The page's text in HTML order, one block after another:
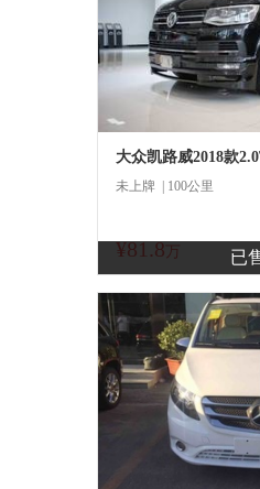
已
大众凯路威2018款
未上牌 | 100公里
¥81.8 万 商